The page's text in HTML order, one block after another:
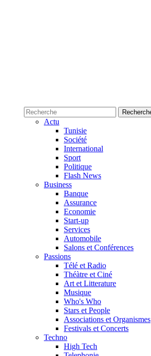
Actu
Tunisie
Société
International
Sport
Politique
Flash News
Business
Banque
Assurance
Economie
Start-up
Services
Automobile
Salons et Conférences
Passions
Télé et Radio
Théàtre et Ciné
Art et Litterature
Musique
Who's Who
Stars et People
Associations et Organismes
Festivals et Concerts
Techno
High Tech